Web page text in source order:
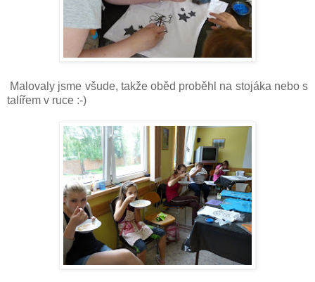
Malovaly jsme všude, takže oběd proběhl na stojáka nebo s
talířem v ruce :-)